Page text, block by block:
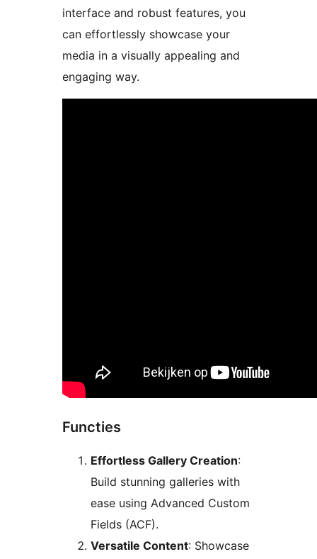
interface and robust features, you
can effortlessly showcase your
media in a visually appealing and
engaging way.
Functies
Effortless Gallery Creation:
Build stunning galleries with
ease using Advanced Custom
Fields (ACF).
Versatile Content: Showcase